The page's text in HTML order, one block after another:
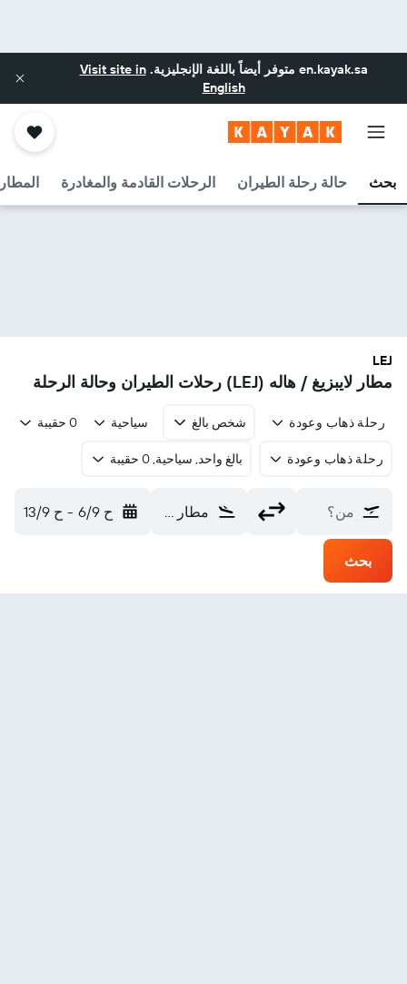
en.kayak.sa متوفر أيضاً باللغة الإنجليزية.Visit site in
English
بحث حالة رحلة الطيران الرحلات القادمة والمغادرة
LEJ
مطار لايبزيغ / هاله (LEJ) رحلات الطيران وحالة الرحلة
رحلة ذهاب وعودة شخص بالغ سياحية 0 حقيبة
رحلة ذهاب وعودة بالغ واحد, سياحية, 0 حقيبة
من؟ مطار لايبزيغ / هاله (LEJ) ح 6/9 - ح 13/9
بحث